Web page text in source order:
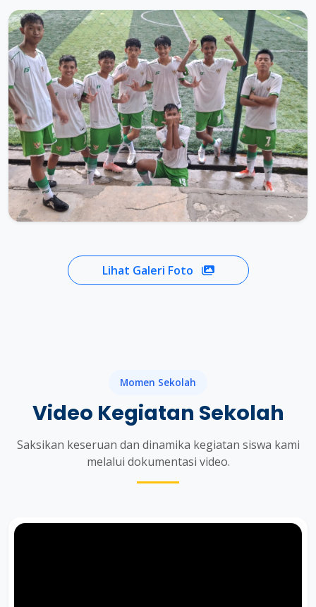
Lihat Galeri Foto
Momen Sekolah
Video Kegiatan Sekolah
Saksikan keseruan dan dinamika kegiatan siswa kami
melalui dokumentasi video.